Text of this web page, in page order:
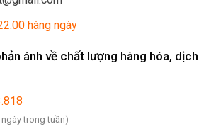
hàng ngày
ánh về chất lượng hàng hóa, dịch
trong tuần)